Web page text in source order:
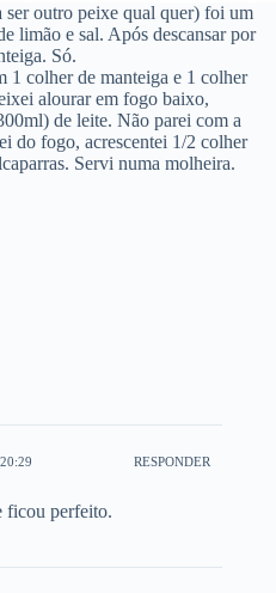
ser outro peixe qual quer) foi um
limão e sal. Após descansar por
Só.
1 colher de manteiga e 1 colher
alourar em fogo baixo,
de leite. Não parei com a
do fogo, acrescentei 1/2 colher
Servi numa molheira.
RESPONDER
ficou perfeito.